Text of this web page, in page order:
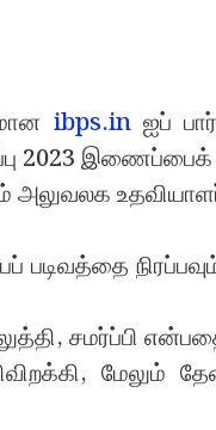
ibps.inஐப்
2023 இணைப்பைக்
அலுவலக
சமர்ப்பி